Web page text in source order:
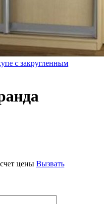
с закругленным
цены Вызвать